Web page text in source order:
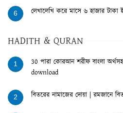
6 লেখালেখি করে মাসে ৬ হাজার
HADITH & QURAN
1
30 পারা কোরআন শরীফ বাংলা
download
2 বিতরের নামাজের দোয়া | রমজানে